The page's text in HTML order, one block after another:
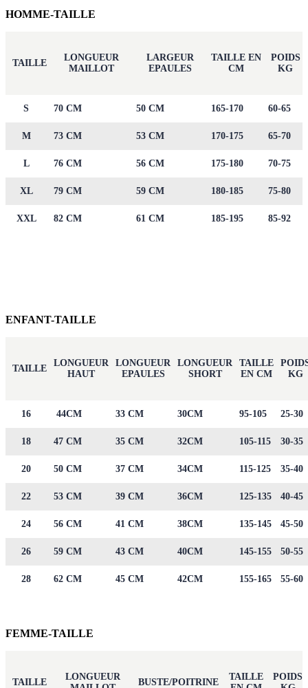
HOMME-TAILLE
TAILLE
LONGUEUR
MAILLOT
LARGEUR
EPAULES
TAILLE EN
CM
POIDS
KG
S 70 CM 50 CM 165-170 60-65
M 73 CM 53 CM 170-175 65-70
L 76 CM 56 CM 175-180 70-75
XL 79 CM 59 CM 180-185 75-80
XXL 82 CM 61 CM 185-195 85-92
ENFANT-TAILLE
TAILLE
LONGUEUR
HAUT
LONGUEUR
EPAULES
LONGUEUR
SHORT
TAILLE
EN CM
KG
16 44CM 33 CM 30CM 95-105 25-30
18 47 CM 35 CM 32CM 105-115 30-35
20 50 CM 37 CM 34CM 115-125 35-40
22 53 CM 39 CM 36CM 125-135 40-45
24 56 CM 41 CM 38CM 135-145 45-50
26 59 CM 43 CM 40CM 145-155 50-55
28 62 CM 45 CM 42CM 155-165 55-60
FEMME-TAILLE
TAILLE
LONGUEUR
BUSTE/POITRINE
TAILLE
POIDS